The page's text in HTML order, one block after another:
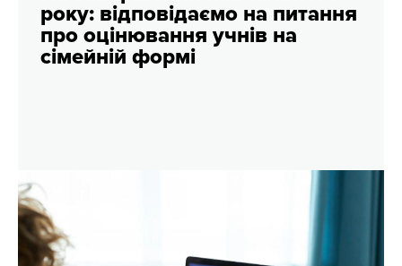
року: відповідаємо на питання
про оцінювання учнів на
сімейній формі